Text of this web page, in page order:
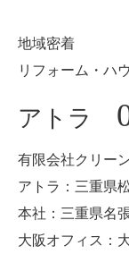
地域密着
リフォーム・ハ
アトラ
有限会社クリー
アトラ：三重県
本社：三重県名
大阪オフィス：